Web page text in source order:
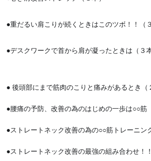
●重だるい肩こりが続くときはこのツボ！！（
●デスクワークで首から肩が凝ったときは（３本
● 後頭部にまで筋肉のこりと痛みがあるとき（
●腰痛の予防、改善の為のはじめの一歩は○○筋
●ストレートネック改善の為の○○筋トレーニン
●ストレートネック改善の最強の組み合わせ！！